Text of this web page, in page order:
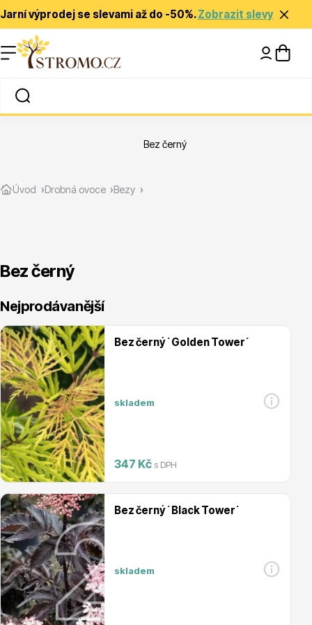
Jarní výprodej se slevami až do -50%.Zobrazit slevy
Rady a tipy
Vřesovištní rostliny
Vánoční stromky v květináčích a řezané
Úvod Drobná ovoce Bezy
Bez černý
Bez černý
Nejprodávanější
Bez černý ´Golden Tower´
skladem
347 Kč s DPH
Bez černý ´Black Tower´
skladem